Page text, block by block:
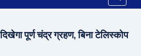
पूर्ण चंद्र ग्रहण, बिना टेलिस्कोप